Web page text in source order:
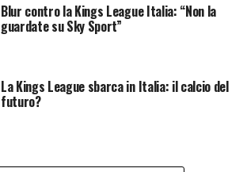
Blur contro la Kings League Italia: “Non la
guardate su Sky Sport”
La Kings League sbarca in Italia: il calcio del
futuro?